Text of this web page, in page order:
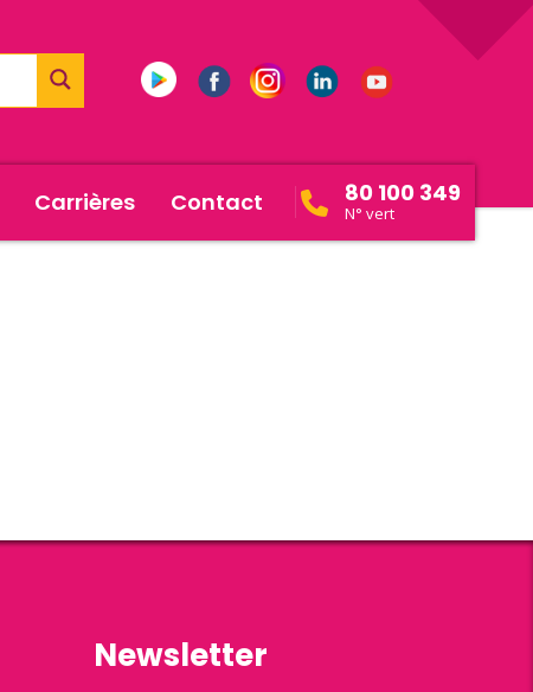
Carrières Contact 80 100 349
N° vert
Newsletter